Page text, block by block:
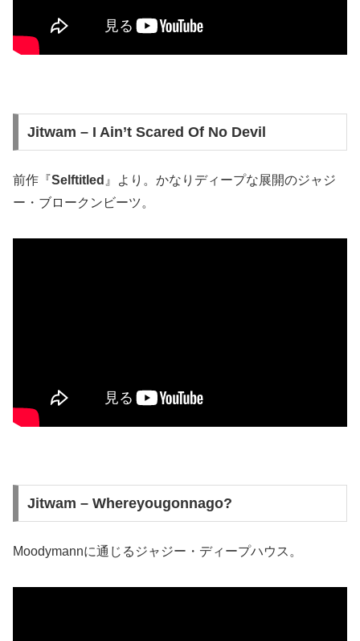
Jitwam – I Ain’t Scared Of No Devil
前作『Selftitled 』より。かなりディープな展開のジャジ
ー・ブロークンビーツ。
Jitwam – Whereyougonnago?
Moodymannに通じるジャジー・ディープハウス。